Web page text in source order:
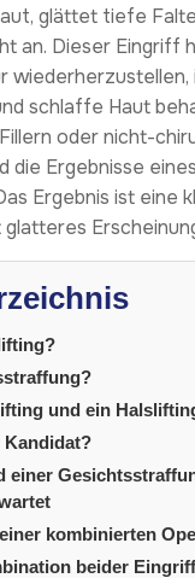
glättet tiefe
an. Dieser Eingriff
wiederherzustellen,
schlaffe Haut
oder nicht-
die Ergebnisse eines
Ergebnis ist eine
und ein
Kandidat?
einer
kombinierten
beider